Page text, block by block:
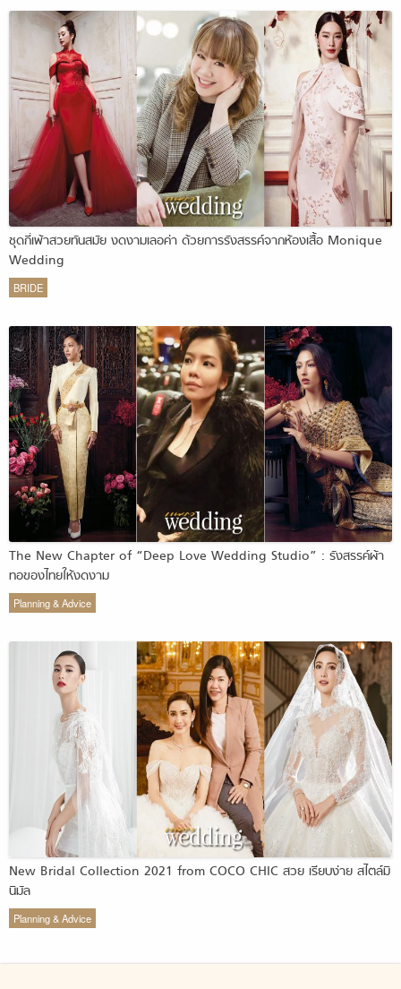
ชุดกี่เพ้าสวยทันสมัย งดงามเลอค่า ด้วยการรังสรรค์จากห้องเสื้อ Monique
Wedding
BRIDE
The New Chapter of “Deep Love Wedding Studio” : รังสรรค์ผ้า
ทอของไทยให้งดงาม
Planning & Advice
New Bridal Collection 2021 from COCO CHIC สวย เรียบง่าย สไตล์มิ
นิมัล
Planning & Advice